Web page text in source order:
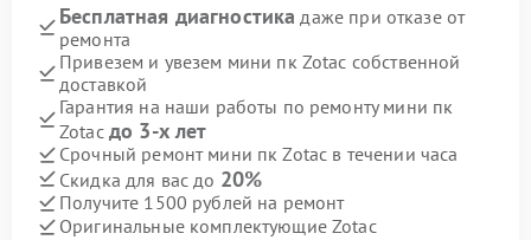
Бесплатная диагностика даже при отказе от
ремонта
Привезем и увезем мини пк Zotac собственной
доставкой
Гарантия на наши работы по ремонту мини пк
Zotac до 3-х лет
Срочный ремонт мини пк Zotac в течении часа
Скидка для вас до 20%
Получите 1500 рублей на ремонт
Оригинальные комплектующие Zotac